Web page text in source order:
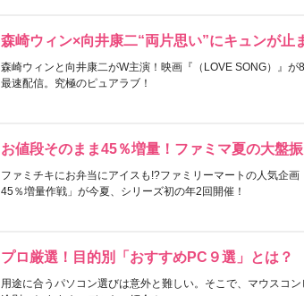
森崎ウィン×向井康二“両片思い”にキュンが止
森崎ウィンと向井康二がW主演！映画『（LOVE SONG）』が
最速配信。究極のピュアラブ！
お値段そのまま45％増量！ファミマ夏の大盤
ファミチキにお弁当にアイスも!?ファミリーマートの人気企画
45％増量作戦」が今夏、シリーズ初の年2回開催！
プロ厳選！目的別「おすすめPC９選」とは？
用途に合うパソコン選びは意外と難しい。そこで、マウスコ